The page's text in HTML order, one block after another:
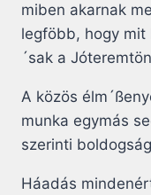
miben akarnak
legföbb, hogy mit
´sak a
A közös
munka egymás
szerinti
Háadás